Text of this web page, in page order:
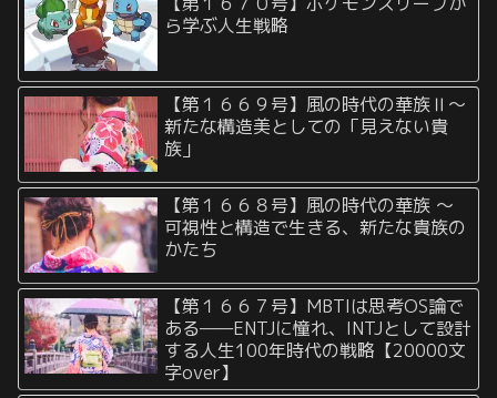
ら学ぶ人生戦略
【第１６６９号】風の時代の華族Ⅱ〜
新たな構造美としての「見えない貴
族」
【第１６６８号】風の時代の華族 〜
可視性と構造で生きる、新たな貴族の
かたち
【第１６６７号】MBTIは思考OS論で
ある——ENTJに憧れ、INTJとして設計
する人生100年時代の戦略【20000文
字over】